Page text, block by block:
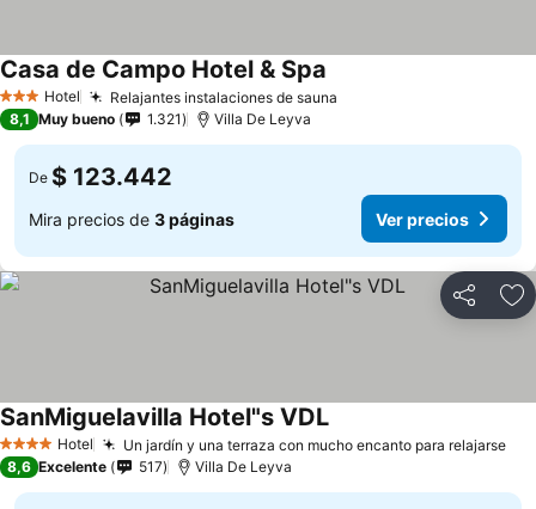
3 Estrellas
Hotel Relajantes instalaciones de sauna
Casa de Campo Hotel & Spa
8,1 Muy bueno 1.321 Villa De Leyva
De $ 123.442
Mira precios de 3 páginas Ver precios
Compartir
4 EstrellasHotel Un jardín y una terraza con mucho encanto para relajarse
SanMiguelavilla Hotel"s VDLVer precios
8,6 Excelente 517 Villa De Leyva